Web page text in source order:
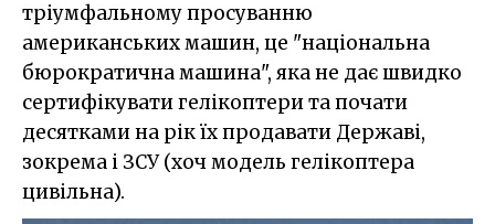
тріумфальному просуванню
американських машин, це "національна
бюрократична машина", яка не дає швидко
сертифікувати гелікоптери та почати
десятками на рік їх продавати Державі,
зокрема і ЗСУ (хоч модель гелікоптера
цивільна).